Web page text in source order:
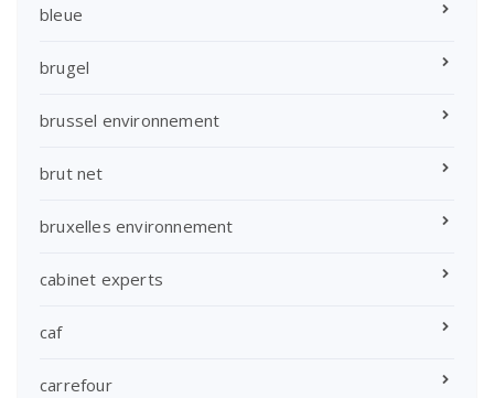
bleue
brugel
brussel environnement
brut net
bruxelles environnement
cabinet experts
caf
carrefour